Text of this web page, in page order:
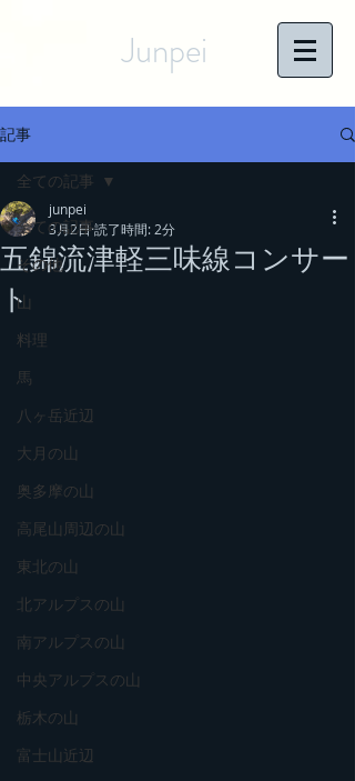
Junpei
記事
全ての記事
その他
山
料理
馬
八ヶ岳近辺
大月の山
奥多摩の山
高尾山周辺の山
東北の山
北アルプスの山
南アルプスの山
中央アルプスの山
栃木の山
富士山近辺
全ての記事
五錦流津軽三味線コンサー
ト
junpei
3月2日読了時間: 2分